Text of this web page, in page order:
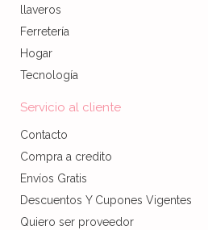
llaveros
Ferretería
Hogar
Tecnología
Servicio al cliente
Contacto
Compra a credito
Envíos Gratis
Descuentos Y Cupones Vigentes
Quiero ser proveedor